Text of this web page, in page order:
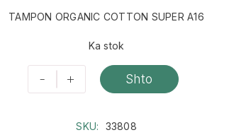
TAMPON ORGANIC COTTON SUPER A16
Ka stok
- + Shto
SKU:
33808